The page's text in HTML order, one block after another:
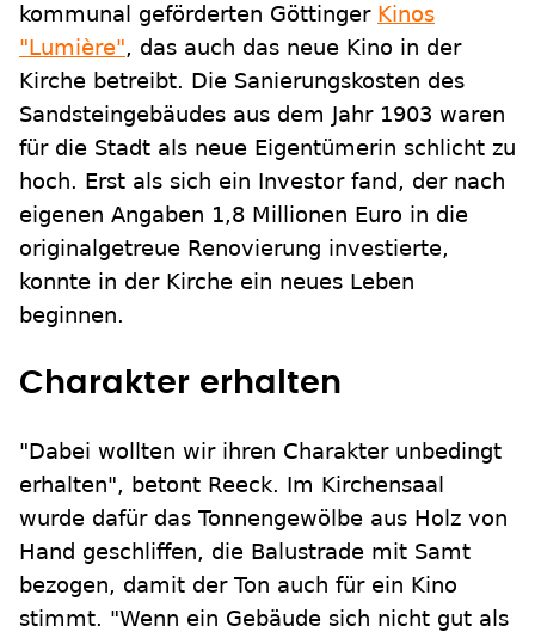
kommunal geförderten Göttinger Kinos
"Lumière", das auch das neue Kino in der
Kirche betreibt. Die Sanierungskosten des
Sandsteingebäudes aus dem Jahr 1903 waren
für die Stadt als neue Eigentümerin schlicht zu
hoch. Erst als sich ein Investor fand, der nach
eigenen Angaben 1,8 Millionen Euro in die
originalgetreue Renovierung investierte,
konnte in der Kirche ein neues Leben
beginnen.
Charakter erhalten
"Dabei wollten wir ihren Charakter unbedingt
erhalten", betont Reeck. Im Kirchensaal
wurde dafür das Tonnengewölbe aus Holz von
Hand geschliffen, die Balustrade mit Samt
bezogen, damit der Ton auch für ein Kino
stimmt. "Wenn ein Gebäude sich nicht gut als